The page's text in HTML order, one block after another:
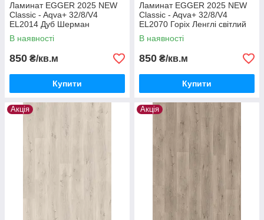
Ламинат EGGER 2025 NEW
Classic - Aqva+ 32/8/V4
EL2014 Дуб Шерман
медовий
В наявності
850 ₴/кв.м
Купити
Ламинат EGGER 2025 NEW
Classic - Aqva+ 32/8/V4
EL2070 Горіх Ленглі світлий
В наявності
850 ₴/кв.м
Купити
Акція Акція